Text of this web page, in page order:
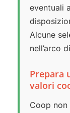
eventuali
Alcune
nell’arco
Prepara
valori
Coop non